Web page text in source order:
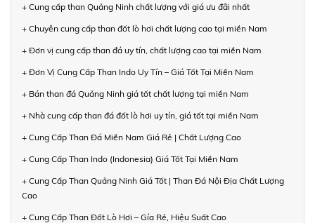
+ Cung cấp than Quảng Ninh chất lượng với giá ưu đãi nhất
+ Chuyên cung cấp than đốt lò hơi chất lượng cao tại miền Nam
+ Đơn vị cung cấp than đá uy tín, chất lượng cao tại miền Nam
+ Đơn Vị Cung Cấp Than Indo Uy Tín – Giá Tốt Tại Miền Nam
+ Bán than đá Quảng Ninh giá tốt chất lượng tại miền Nam
+ Nhà cung cấp than đá đốt lò hơi uy tín, giá tốt tại miền Nam
+ Cung Cấp Than Đá Miền Nam Giá Rẻ | Chất Lượng Cao
+ Cung Cấp Than Indo (Indonesia) Giá Tốt Tại Miền Nam
+ Cung Cấp Than Quảng Ninh Giá Tốt | Than Đá Nội Địa Chất Lượng
Cao
+ Cung Cấp Than Đốt Lò Hơi – Gía Rẻ, Hiệu Suất Cao